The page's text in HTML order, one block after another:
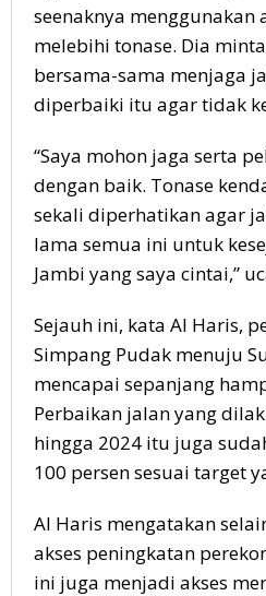
seenaknya menggunakan
melebihi tonase. Dia
bersama-sama menjaga
diperbaiki itu agar tidak
“Saya mohon jaga serta
dengan baik. Tonase
sekali diperhatikan agar
lama semua ini untuk
Jambi yang saya cintai,”
Sejauh ini, kata Al Haris,
Simpang Pudak menuju
mencapai sepanjang
Perbaikan jalan yang
hingga 2024 itu juga
100 persen sesuai target
Al Haris mengatakan
akses peningkatan
ini juga menjadi akses